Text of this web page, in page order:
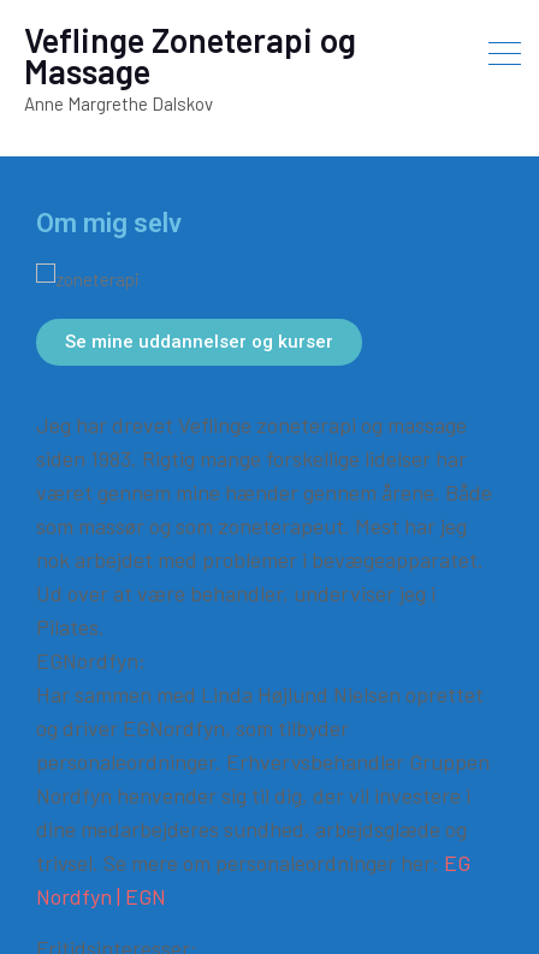
Veflinge Zoneterapi og
Massage
Anne Margrethe Dalskov
Om mig selv
Se mine uddannelser og kurser
Jeg har drevet Veflinge zoneterapi og massage
siden 1983. Rigtig mange forskellige lidelser har
været gennem mine hænder gennem årene. Både
som massør og som zoneterapeut. Mest har jeg
nok arbejdet med problemer i bevægeapparatet.
Ud over at være behandler, underviser jeg i
Pilates.
EGNordfyn:
Har sammen med Linda Højlund Nielsen oprettet
og driver EGNordfyn, som tilbyder
personaleordninger. Erhvervsbehandler Gruppen
Nordfyn henvender sig til dig, der vil investere i
dine medarbejderes sundhed, arbejdsglæde og
trivsel. Se mere om personaleordninger her: EG
Nordfyn | EGN
Fritidsinteresser: